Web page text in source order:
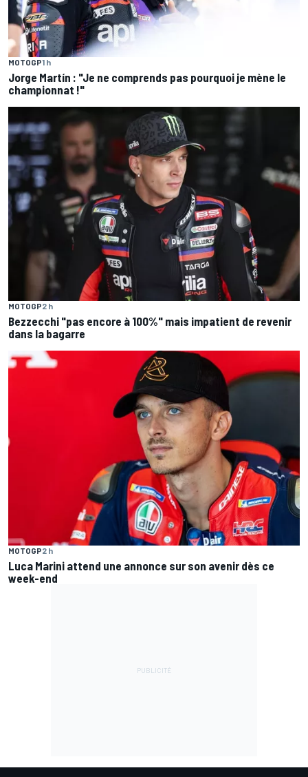
MOTOGP1 h
Jorge Martín : "Je ne comprends pas pourquoi je mène le
championnat !"
MOTOGP2 h
Bezzecchi "pas encore à 100%" mais impatient de revenir
dans la bagarre
MOTOGP2 h
Luca Marini attend une annonce sur son avenir dès ce
week-end